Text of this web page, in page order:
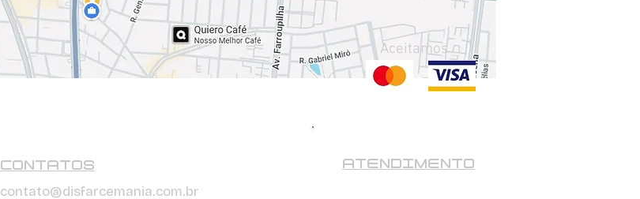
Aceitamos
ATENDIMENTO
CONTATOS
contato@disfarcemania.com.br